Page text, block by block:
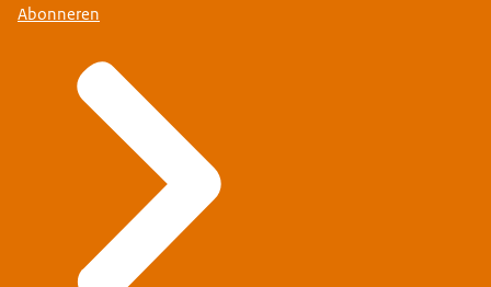
Abonneren